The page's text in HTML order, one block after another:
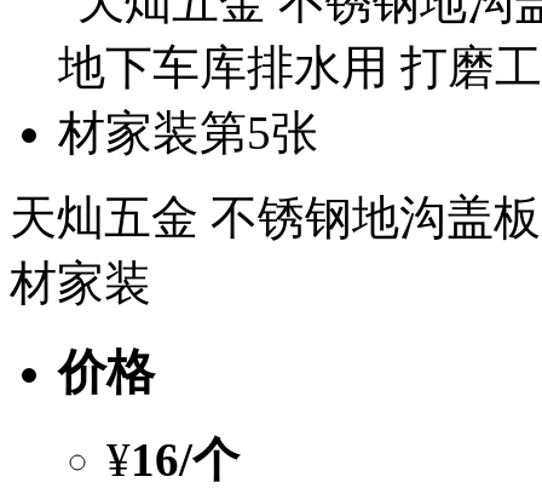
天灿五金 不锈钢地沟盖
材家装
价格
¥16/个